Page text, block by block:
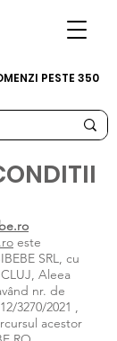
PESTE 350
este
SRL, cu
Aleea
nr. de
3270/2021 ,
acestor